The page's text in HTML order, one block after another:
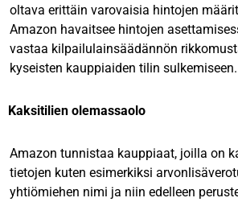
oltava erittäin varovaisia hintojen
Amazon havaitsee hintojen
vastaa kilpailulainsäädännön
kyseisten kauppiaiden tilin sulkemiseen.
Kaksitilien olemassaolo
Amazon tunnistaa kauppiaat, joilla on
tietojen kuten esimerkiksi
yhtiömiehen nimi ja niin edelleen